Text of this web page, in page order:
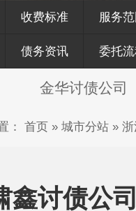
收费标准 服务范
债务资讯 委托
金华讨债公司
： 首页» 城市分站» 浙
鑫讨债公司